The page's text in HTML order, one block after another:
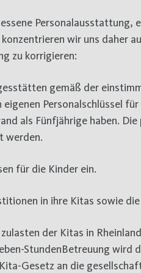
wir uns daher
zu korrigieren:
gemäß der
Personalschlüssel
als Fünfjährige haben.
werden.
für die Kinder ein.
in ihre Kitas sowie
der Kitas in
StundenBetreuung wird
Gesetz an die